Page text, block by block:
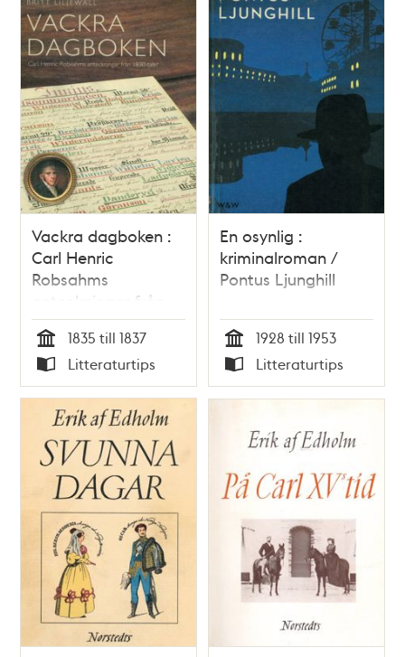
Vackra dagboken :
Carl Henric
Robsahms
anteckningar från
1830-talet / Britt
Liljewall
Tid
1835 till 1837
Typ
Litteraturtips
En osynlig :
kriminalroman /
Pontus Ljunghill
Tid
1928 till 1953
Typ
Litteraturtips